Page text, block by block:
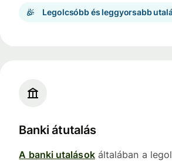
Legolcsóbb és leggyorsabb
Banki átutalás
A banki utalásokáltalában a